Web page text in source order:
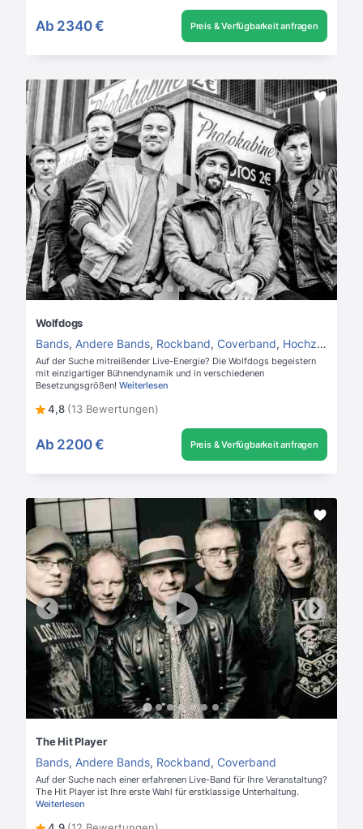
Ab 2340 € Preis & Verfügbarkeit anfragen
Wolfdogs
Bands, Andere Bands, Rockband, Coverband, Hochzeitsband
Auf der Suche mitreißender Live-Energie? Die Wolfdogs begeistern
mit einzigartiger Bühnendynamik und in verschiedenen
Besetzungsgrößen! Weiterlesen
4,8 (13 Bewertungen)
Ab 2200 € Preis & Verfügbarkeit anfragen
The Hit Player
Bands, Andere Bands, Rockband, Coverband
Auf der Suche nach einer erfahrenen Live-Band für Ihre Veranstaltung?
The Hit Player ist Ihre erste Wahl für erstklassige Unterhaltung.
Weiterlesen